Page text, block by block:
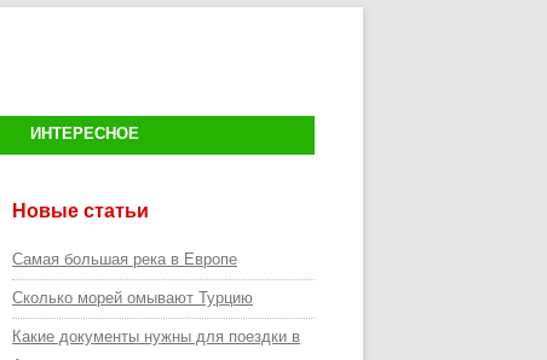
ИНТЕРЕСНОЕ
Новые статьи
Самая большая река в Европе
Сколько морей омывают Турцию
Какие документы нужны для поездки в